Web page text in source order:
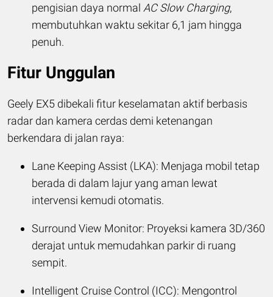
pengisian daya normal AC Slow Charging,
membutuhkan waktu sekitar 6,1 jam hingga
penuh.
Fitur Unggulan
Geely EX5 dibekali fitur keselamatan aktif berbasis
radar dan kamera cerdas demi ketenangan
berkendara di jalan raya:
Lane Keeping Assist (LKA): Menjaga mobil tetap
berada di dalam lajur yang aman lewat
intervensi kemudi otomatis.
Surround View Monitor: Proyeksi kamera 3D/360
derajat untuk memudahkan parkir di ruang
sempit.
Intelligent Cruise Control (ICC): Mengontrol